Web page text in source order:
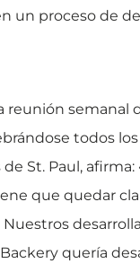
un proceso de
reunión semanal
todos
St. Paul,
que quedar
quería